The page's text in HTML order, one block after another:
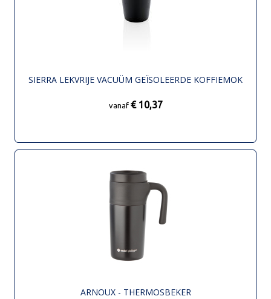
SIERRA LEKVRIJE VACUÜM GEÏSOLEERDE KOFFIEMOK
vanaf € 10,37
ARNOUX - THERMOSBEKER